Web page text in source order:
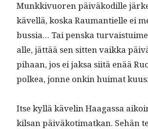
Munkkivuoren päiväkodille
kävel­lä, kos­ka Rau­mantielle ei
bus­sia… Tai pen­s­ka
alle, jät­tää sen sit­ten vaik­ka
pihaan, jos ei jak­sa siitä enää
polkea, jonne onkin huimat
Itse kyl­lä kävelin Haa­gas­sa
kil­san päiväko­ti­matkan. Sehän